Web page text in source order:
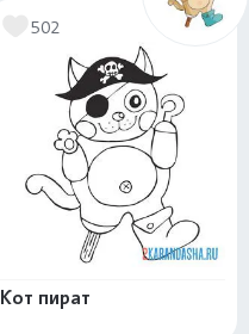
502
Кот пират